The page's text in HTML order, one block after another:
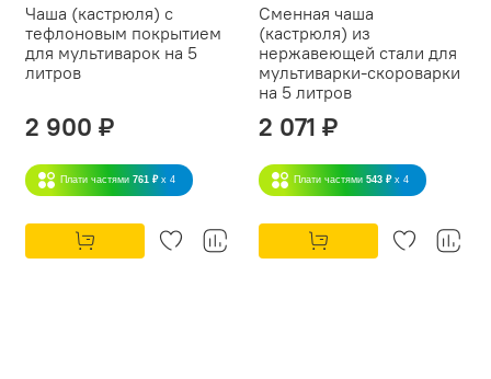
Чаша (кастрюля) с
тефлоновым покрытием
для мультиварок на 5
литров
2 900 ₽
Плати частями 761 ₽ x 4
Сменная чаша
(кастрюля) из
нержавеющей стали для
мультиварки-скороварки
на 5 литров
2 071 ₽
Плати частями 543 ₽ x 4